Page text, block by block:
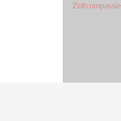
Zelfcompassie